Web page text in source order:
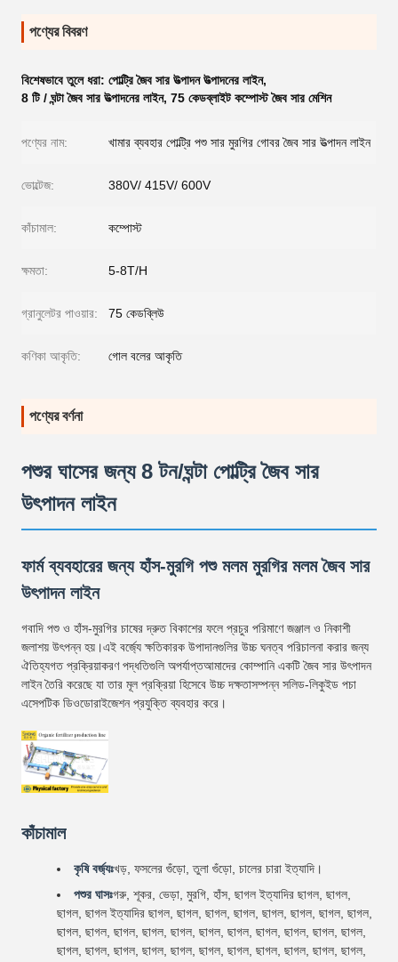
পণ্যের বিবরণ
বিশেষভাবে তুলে ধরা: পোল্ট্রি জৈব সার উত্পাদন উত্পাদনের লাইন,
8 টি / ঘন্টা জৈব সার উত্পাদনের লাইন, 75 কেডব্লাইট কম্পোস্ট জৈব সার মেশিন
পণ্যের নাম: খামার ব্যবহার পোল্ট্রি পশু সার মুরগির গোবর জৈব সার উত্পাদন লাইন
ভোল্টেজ: 380V/ 415V/ 600V
কাঁচামাল: কম্পোস্ট
ক্ষমতা: 5-8T/H
গ্রানুলেটর পাওয়ার: 75 কেডব্লিউ
কণিকা আকৃতি: গোল বলের আকৃতি
পণ্যের বর্ণনা
পশুর ঘাসের জন্য 8 টন/ঘন্টা পোল্ট্রি জৈব সার
উৎপাদন লাইন
ফার্ম ব্যবহারের জন্য হাঁস-মুরগি পশু মলম মুরগির মলম জৈব সার
উৎপাদন লাইন
গবাদি পশু ও হাঁস-মুরগির চাষের দ্রুত বিকাশের ফলে প্রচুর পরিমাণে জঞ্জাল ও নিকাশী
জলাশয় উৎপন্ন হয়।এই বর্জ্যে ক্ষতিকারক উপাদানগুলির উচ্চ ঘনত্ব পরিচালনা করার জন্য
ঐতিহ্যগত প্রক্রিয়াকরণ পদ্ধতিগুলি অপর্যাপ্তআমাদের কোম্পানি একটি জৈব সার উৎপাদন
লাইন তৈরি করেছে যা তার মূল প্রক্রিয়া হিসেবে উচ্চ দক্ষতাসম্পন্ন সলিড-লিকুইড পচা
এসেপটিক ডিওডোরাইজেশন প্রযুক্তি ব্যবহার করে।
কাঁচামাল
কৃষি বর্জ্যঃখড়, ফসলের গুঁড়ো, তুলা গুঁড়ো, চালের চারা ইত্যাদি।
পশুর ঘাসঃগরু, শূকর, ভেড়া, মুরগি, হাঁস, ছাগল ইত্যাদির ছাগল, ছাগল,
ছাগল, ছাগল ইত্যাদির ছাগল, ছাগল, ছাগল, ছাগল, ছাগল, ছাগল, ছাগল, ছাগল,
ছাগল, ছাগল, ছাগল, ছাগল, ছাগল, ছাগল, ছাগল, ছাগল, ছাগল, ছাগল, ছাগল,
ছাগল, ছাগল, ছাগল, ছাগল, ছাগল, ছাগল, ছাগল, ছাগল, ছাগল, ছাগল, ছাগল,